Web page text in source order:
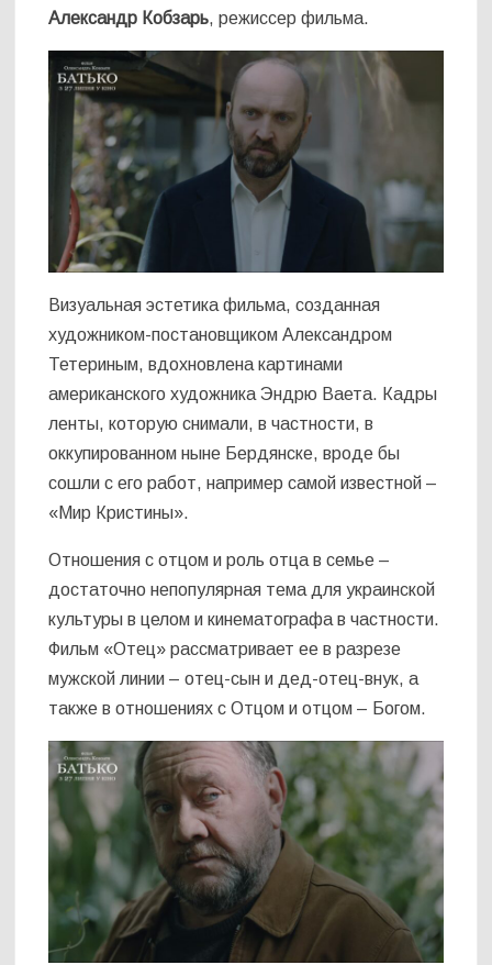
Александр Кобзарь, режиссер фильма.
Визуальная эстетика фильма, созданная
художником-постановщиком Александром
Тетериным, вдохновлена картинами
американского художника Эндрю Ваета. Кадры
ленты, которую снимали, в частности, в
оккупированном ныне Бердянске, вроде бы
сошли с его работ, например самой известной –
«Мир Кристины».
Отношения с отцом и роль отца в семье –
достаточно непопулярная тема для украинской
культуры в целом и кинематографа в частности.
Фильм «Отец» рассматривает ее в разрезе
мужской линии – отец-сын и дед-отец-внук, а
также в отношениях с Отцом и отцом – Богом.